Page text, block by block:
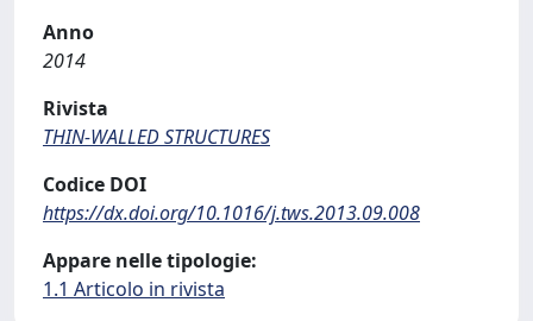
Anno
2014
Rivista
THIN-WALLED STRUCTURES
Codice DOI
https://dx.doi.org/10.1016/j.tws.2013.09.008
Appare nelle tipologie:
1.1 Articolo in rivista